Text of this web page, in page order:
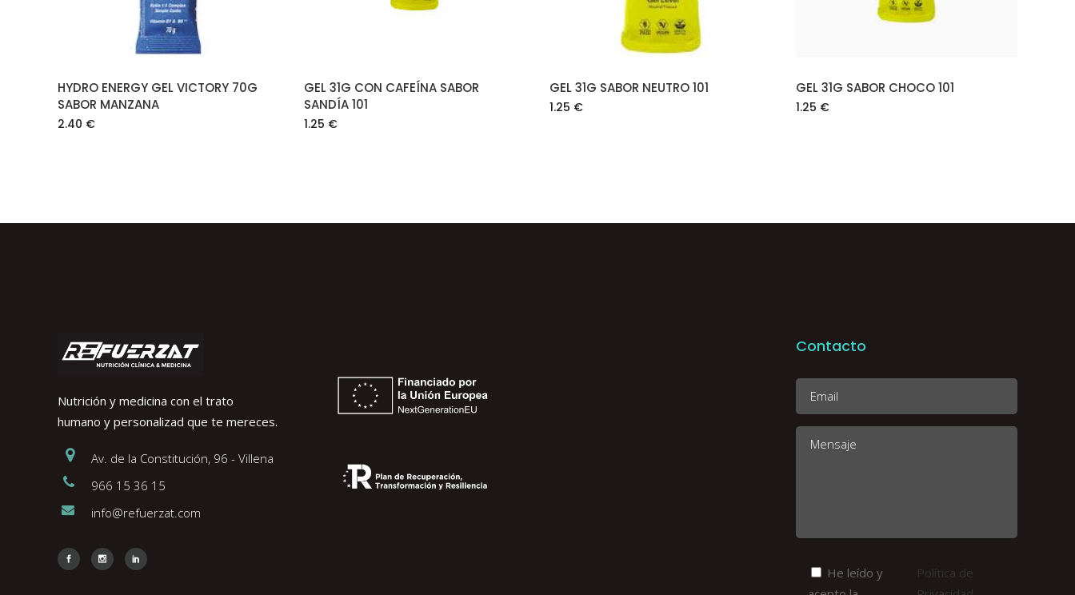
HYDRO ENERGY GEL VICTORY 70G
SABOR MANZANA
2.40 €
GEL 31G CON CAFEÍNA SABOR
SANDÍA 101
1.25 €
GEL 31G SABOR NEUTRO 101
1.25 €
GEL 31G SABOR CHOCO 101
1.25 €
Nutrición y medicina con el trato
humano y personalizad que te mereces.
Av. de la Constitución, 96 - Villena
966 15 36 15
info@refuerzat.com
Contacto
He leído y
Política de